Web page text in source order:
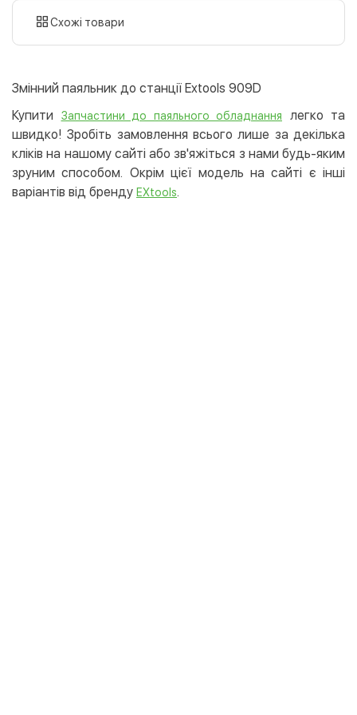
картою
Apple Pay
Google Pay
Безготівковий розрахунок
Оплата на карту юр.особи
Безкоштовно
Схожі товари
Змінний паяльник до станції Extools 909D
Купити
Запчастини до паяльного обладнання
легко та
швидко! Зробіть замовлення всього лише за декілька
кліків на нашому сайті або зв'яжіться з нами будь-яким
зруним способом. Окрім цієї модель на сайті є інші
варіантів від бренду EXtools.